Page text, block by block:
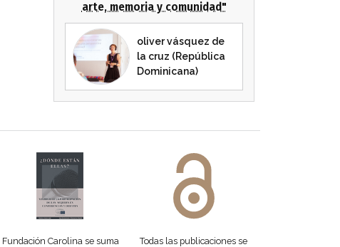
arte, memoria y comunidad"
oliver vásquez de
la cruz (República
Dominicana)
Fundación Carolina se suma
Todas las publicaciones se